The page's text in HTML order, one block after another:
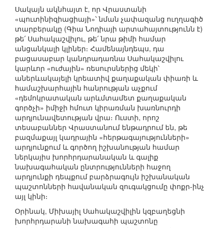
Սակայն ակնհայտ է, որ Վրաստանի
«պուտինիզիացիայի»՝ նման չափազանց ուղղագիծ
տարբերակը (Գիա Նոդիայի արտահայտությունն է)
թե՛ Սահակաշվիլու, թե՛ նրա թիմի համար
անցանկալի կլիներ։ Համենայնդեպս, դա
բացասաբար կանդրադառնա Սահակաշվիլու
կարևոր «ուժային» ռեսուրսներից մեկի՝
աներևակայելի կրեատիվ քաղաքական փիառի և
համաշխարհային հանրության աչքում
«դեմոկրատական արևմտամետ քաղաքական
գործչի» իմիջի հմուտ կիրառման խառնուրդի
արդյունավետության վրա։ Ուստի, որոշ
տեսաբաններ Վրաստանում ենթադրում են, թե
բազմաքայլ կադրային «հերթագայությունների»
արդյունքում և գործող իշխանության համար
ներկայիս խորհրդարանական և գալիք
նախագահական ընտրությունների հաջող
արդյունքի դեպքում բարձրագույն իշխանական
պաշտոնների հավանական զուգակցումը փոքր-ինչ
այլ կինի։
Օրինակ, Միխայիլ Սահակաշվիլին կզբաղեցնի
խորհրդարանի նախագահի պաշտոնը